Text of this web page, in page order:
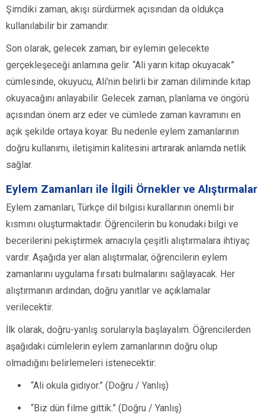
Şimdiki zaman, akışı sürdürmek açısından da oldukça
kullanılabilir bir zamandır.
Son olarak, gelecek zaman, bir eylemin gelecekte
gerçekleşeceği anlamına gelir. “Ali yarın kitap okuyacak”
cümlesinde, okuyucu, Ali’nin belirli bir zaman diliminde kitap
okuyacağını anlayabilir. Gelecek zaman, planlama ve öngörü
açısından önem arz eder ve cümlede zaman kavramını en
açık şekilde ortaya koyar. Bu nedenle eylem zamanlarının
doğru kullanımı, iletişimin kalitesini artırarak anlamda netlik
sağlar.
Eylem Zamanları ile İlgili Örnekler ve Alıştırmalar
Eylem zamanları, Türkçe dil bilgisi kurallarının önemli bir
kısmını oluşturmaktadır. Öğrencilerin bu konudaki bilgi ve
becerilerini pekiştirmek amacıyla çeşitli alıştırmalara ihtiyaç
vardır. Aşağıda yer alan alıştırmalar, öğrencilerin eylem
zamanlarını uygulama fırsatı bulmalarını sağlayacak. Her
alıştırmanın ardından, doğru yanıtlar ve açıklamalar
verilecektir.
İlk olarak, doğru-yanlış sorularıyla başlayalım. Öğrencilerden
aşağıdaki cümlelerin eylem zamanlarının doğru olup
olmadığını belirlemeleri istenecektir:
“Ali okula gidiyor.” (Doğru / Yanlış)
“Biz dün filme gittik.” (Doğru / Yanlış)